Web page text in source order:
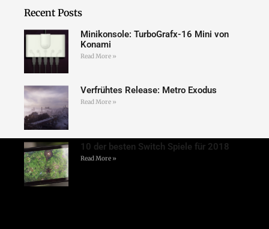
Recent Posts
Minikonsole: TurboGrafx-16 Mini von
Konami
Read More »
Verfrühtes Release: Metro Exodus
Read More »
10 der besten Switch Spiele für 2018
Read More »